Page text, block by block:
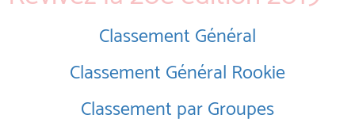
Classement Général
Classement Général Rookie
Classement par Groupes